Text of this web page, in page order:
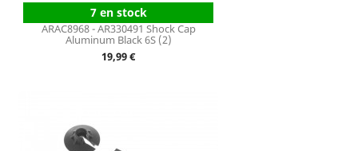
7 en stock
ARAC8968 - AR330491 Shock Cap
Aluminum Black 6S (2)
Prix
19,99 €